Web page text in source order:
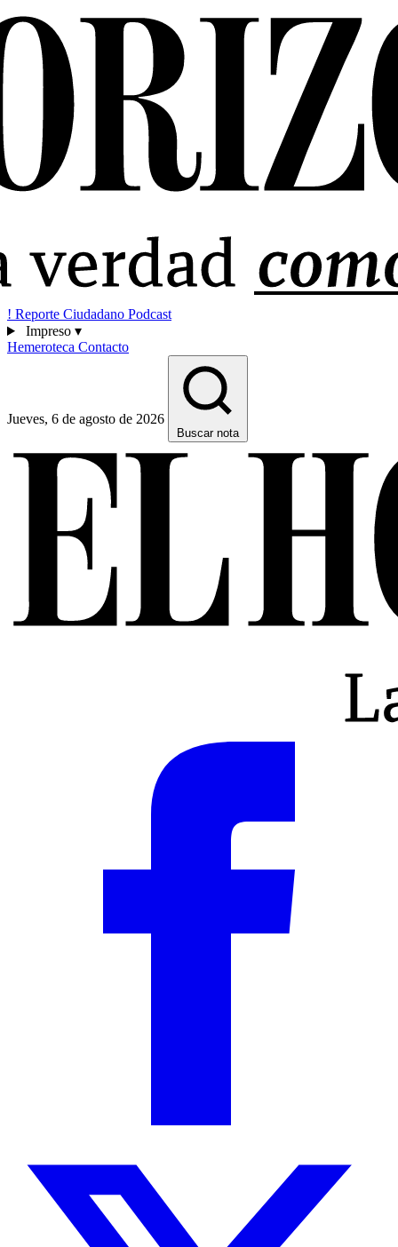
! Reporte Ciudadano Podcast
Impreso ▾
Hemeroteca Contacto
Jueves, 6 de agosto de 2026
Buscar nota